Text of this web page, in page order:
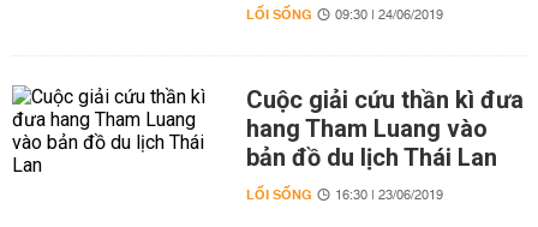
LỐI SỐNG 09:30 | 24/06/2019
Cuộc giải cứu thần kì đưa
hang Tham Luang vào
bản đồ du lịch Thái Lan
LỐI SỐNG 16:30 | 23/06/2019